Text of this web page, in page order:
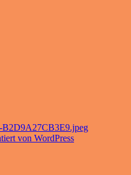
von WordPress